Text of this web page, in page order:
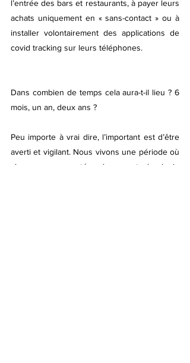
l’entrée des bars et restaurants, à payer leurs
achats uniquement en « sans-contact » ou à
installer volontairement des applications de
covid tracking sur leurs téléphones.
Dans combien de temps cela aura-t-il lieu ? 6
mois, un an, deux ans ?
Peu importe à vrai dire, l’important est d’être
averti et vigilant. Nous vivons une période où
chaque nouveauté, chaque technologie